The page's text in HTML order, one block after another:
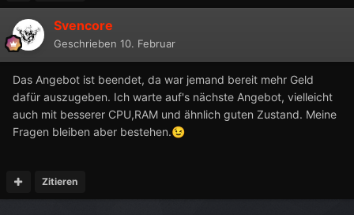
Svencore
Geschrieben 10. Februar
Das Angebot ist beendet, da war jemand bereit mehr Geld
dafür auszugeben. Ich warte auf's nächste Angebot, vielleicht
auch mit besserer CPU,RAM und ähnlich guten Zustand. Meine
Fragen bleiben aber bestehen.😉
Zitieren